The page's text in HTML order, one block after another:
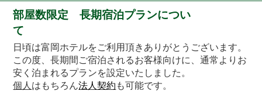
部屋数限定 長期宿泊プランについ
て
日頃は富岡ホテルをご利用頂きありがとうございます。
この度、長期間ご宿泊されるお客様向けに、通常よりお
安く泊まれるプランを設定いたしました。
個人 はもちろん法人契約 も可能です。